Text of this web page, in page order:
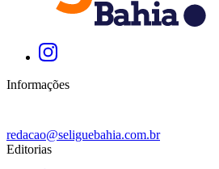
Informações
redacao@seliguebahia.com.br
Editorias